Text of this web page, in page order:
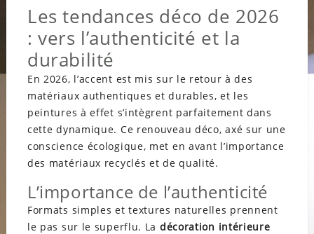
Les tendances déco de 2026
: vers l’authenticité et la
durabilité
En 2026, l’accent est mis sur le retour à des
matériaux authentiques et durables, et les
peintures à effet s’intègrent parfaitement dans
cette dynamique. Ce renouveau déco, axé sur une
conscience écologique, met en avant l’importance
des matériaux recyclés et de qualité.
L’importance de l’authenticité
Formats simples et textures naturelles prennent
le pas sur le superflu. La décoration intérieure